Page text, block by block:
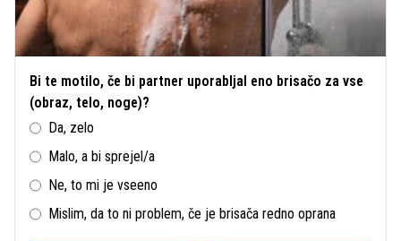
Bi te motilo, če bi partner uporabljal eno brisačo za vse
(obraz, telo, noge)?
Da, zelo
Malo, a bi sprejel/a
Ne, to mi je vseeno
Mislim, da to ni problem, če je brisača redno oprana